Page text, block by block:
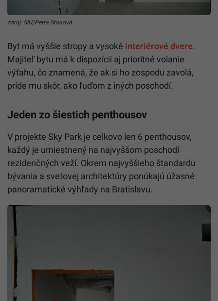
zdroj: SIU/Petra Stanová
Byt má vyššie stropy a vysoké interiérové dvere.
Majiteľ bytu má k dispozícii aj prioritné volanie
výťahu, čo znamená, že ak si ho zospodu zavolá,
príde mu skôr, ako ľuďom z iných poschodí.
Jeden zo šiestich penthousov
V projekte Sky Park je celkovo len 6 penthousov,
každý je umiestnený na najvyššom poschodí
rezidenčných veží. Okrem najvyššieho štandardu
bývania a svetovej architektúry ponúkajú úžasné
panoramatické výhľady na Bratislavu.